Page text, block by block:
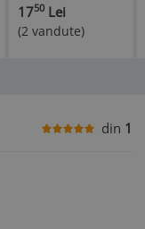
ORIGINALA
1750 Lei
(2 vandute)
din 1